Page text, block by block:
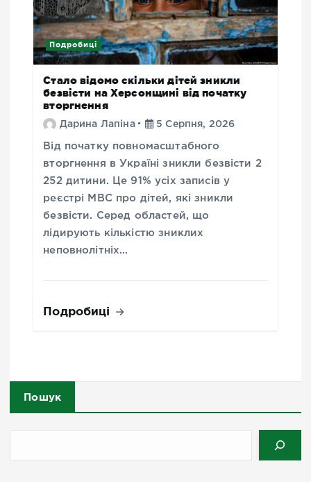
Подробиці
Стало відомо скільки дітей зникли
безвісти на Херсонщині від початку
вторгнення
Дарина Лапіна 5 Серпня, 2026
Від початку повномасштабного
вторгнення в Україні зникли безвісти 2
252 дитини. Це 91% усіх записів у
реєстрі МВС про дітей, які зникли
безвісти. Серед областей, що
лідирують кількістю зниклих
неповнолітніх…
Подробиці
Пошук